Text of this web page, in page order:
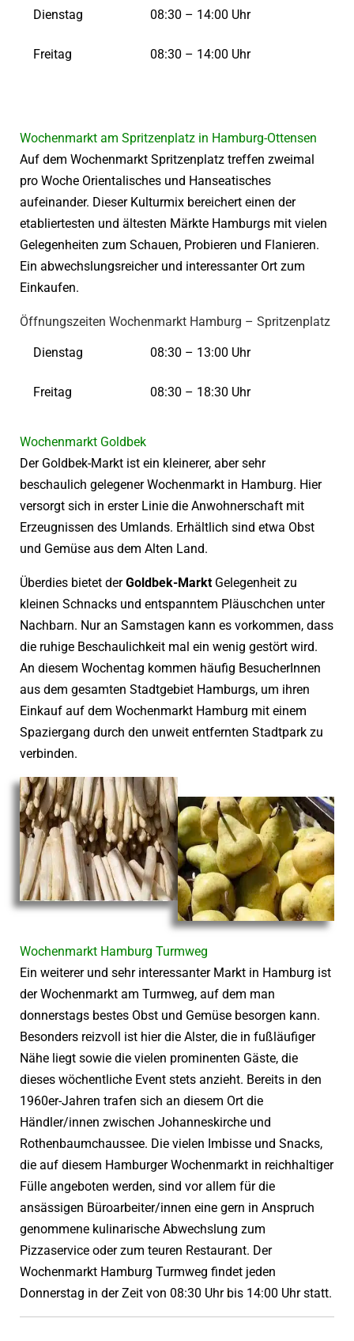
Dienstag 08:30 – 14:00 Uhr
Freitag 08:30 – 14:00 Uhr
Wochenmarkt am Spritzenplatz in Hamburg-Ottensen
Auf dem Wochenmarkt Spritzenplatz treffen zweimal
pro Woche Orientalisches und Hanseatisches
aufeinander. Dieser Kulturmix bereichert einen der
etabliertesten und ältesten Märkte Hamburgs mit vielen
Gelegenheiten zum Schauen, Probieren und Flanieren.
Ein abwechslungsreicher und interessanter Ort zum
Einkaufen.
Öffnungszeiten Wochenmarkt Hamburg – Spritzenplatz
Dienstag 08:30 – 13:00 Uhr
Freitag 08:30 – 18:30 Uhr
Wochenmarkt Goldbek
Der Goldbek-Markt ist ein kleinerer, aber sehr
beschaulich gelegener Wochenmarkt in Hamburg. Hier
versorgt sich in erster Linie die Anwohnerschaft mit
Erzeugnissen des Umlands. Erhältlich sind etwa Obst
und Gemüse aus dem Alten Land.
Überdies bietet derGoldbek-Markt Gelegenheit zu
kleinen Schnacks und entspanntem Pläuschchen unter
Nachbarn. Nur an Samstagen kann es vorkommen, dass
die ruhige Beschaulichkeit mal ein wenig gestört wird.
An diesem Wochentag kommen häufig BesucherInnen
aus dem gesamten Stadtgebiet Hamburgs, um ihren
Einkauf auf dem Wochenmarkt Hamburg mit einem
Spaziergang durch den unweit entfernten Stadtpark zu
verbinden.
Wochenmarkt Hamburg Turmweg
Ein weiterer und sehr interessanter Markt in Hamburg ist
der Wochenmarkt am Turmweg, auf dem man
donnerstags bestes Obst und Gemüse besorgen kann.
Besonders reizvoll ist hier die Alster, die in fußläufiger
Nähe liegt sowie die vielen prominenten Gäste, die
dieses wöchentliche Event stets anzieht. Bereits in den
1960er-Jahren trafen sich an diesem Ort die
Händler/innen zwischen Johanneskirche und
Rothenbaumchaussee. Die vielen Imbisse und Snacks,
die auf diesem Hamburger Wochenmarkt in reichhaltiger
Fülle angeboten werden, sind vor allem für die
ansässigen Büroarbeiter/innen eine gern in Anspruch
genommene kulinarische Abwechslung zum
Pizzaservice oder zum teuren Restaurant. Der
Wochenmarkt Hamburg Turmweg findet jeden
Donnerstag in der Zeit von 08:30 Uhr bis 14:00 Uhr statt.